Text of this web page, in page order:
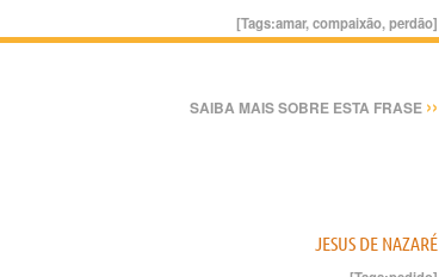
[Tags:amar,compaixão,perdão]
SAIBA MAIS SOBRE ESTA FRASE ››
JESUS DE NAZARÉ